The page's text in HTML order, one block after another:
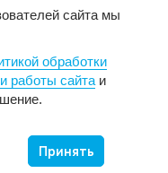
А2 А4.
Неткам
сайта мы
обработки
работы сайта и
Принять